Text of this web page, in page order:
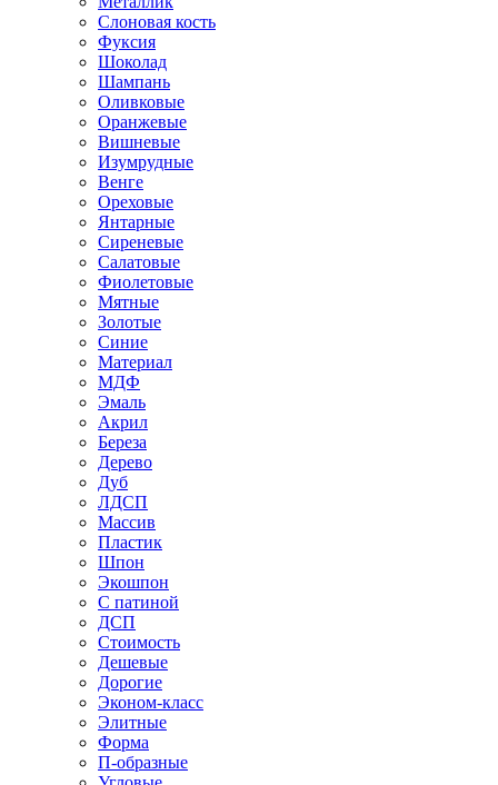
Слоновая кость
Фуксия
Шоколад
Шампань
Оливковые
Оранжевые
Вишневые
Изумрудные
Венге
Ореховые
Янтарные
Сиреневые
Салатовые
Фиолетовые
Мятные
Золотые
Синие
Материал
МДФ
Эмаль
Акрил
Береза
Дерево
Дуб
ЛДСП
Массив
Пластик
Шпон
Экошпон
С патиной
ДСП
Стоимость
Дешевые
Дорогие
Эконом-класс
Элитные
Форма
П-образные